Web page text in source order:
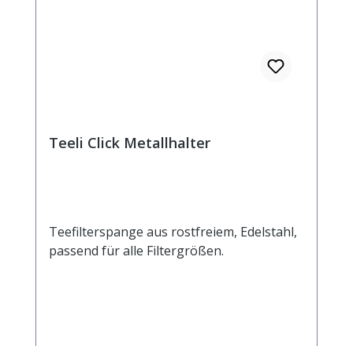
Teeli Click Metallhalter
Teefilterspange aus rostfreiem, Edelstahl,
passend für alle Filtergrößen.